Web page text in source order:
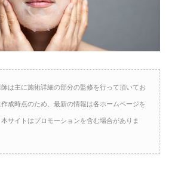
は主に施術詳細の部分の監修を行って頂いてお
成時点のため、最新の情報は各ホームページを
サイトはプロモーションを含む場合がありま